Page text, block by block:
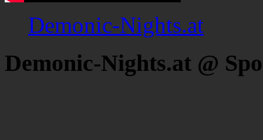
Demonic-Nights.at
Demonic-Nights.at @